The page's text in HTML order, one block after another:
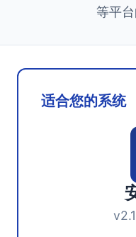
等平
适合您的系统